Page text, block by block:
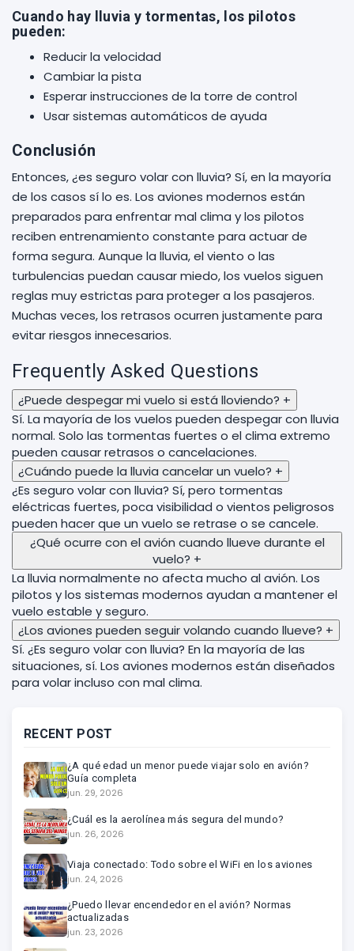
Cuando hay lluvia y tormentas, los pilotos
pueden:
Reducir la velocidad
Cambiar la pista
Esperar instrucciones de la torre de control
Usar sistemas automáticos de ayuda
Conclusión
Entonces, ¿es seguro volar con lluvia? Sí, en la mayoría
de los casos sí lo es. Los aviones modernos están
preparados para enfrentar mal clima y los pilotos
reciben entrenamiento constante para actuar de
forma segura. Aunque la lluvia, el viento o las
turbulencias puedan causar miedo, los vuelos siguen
reglas muy estrictas para proteger a los pasajeros.
Muchas veces, los retrasos ocurren justamente para
evitar riesgos innecesarios.
Frequently Asked Questions
¿Puede despegar mi vuelo si está lloviendo? +
Sí. La mayoría de los vuelos pueden despegar con lluvia
normal. Solo las tormentas fuertes o el clima extremo
pueden causar retrasos o cancelaciones.
¿Cuándo puede la lluvia cancelar un vuelo? +
¿Es seguro volar con lluvia? Sí, pero tormentas
eléctricas fuertes, poca visibilidad o vientos peligrosos
pueden hacer que un vuelo se retrase o se cancele.
¿Qué ocurre con el avión cuando llueve durante el
vuelo? +
La lluvia normalmente no afecta mucho al avión. Los
pilotos y los sistemas modernos ayudan a mantener el
vuelo estable y seguro.
¿Los aviones pueden seguir volando cuando llueve? +
Sí. ¿Es seguro volar con lluvia? En la mayoría de las
situaciones, sí. Los aviones modernos están diseñados
para volar incluso con mal clima.
RECENT POST
¿A qué edad un menor puede viajar solo en avión?
Guía completa
jun. 29, 2026
¿Cuál es la aerolínea más segura del mundo?
jun. 26, 2026
Viaja conectado: Todo sobre el WiFi en los aviones
jun. 24, 2026
¿Puedo llevar encendedor en el avión? Normas
actualizadas
jun. 23, 2026